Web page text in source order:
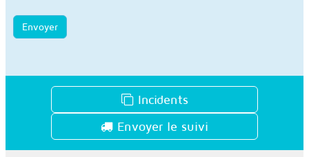
Envoyer
Incidents
Envoyer le suivi